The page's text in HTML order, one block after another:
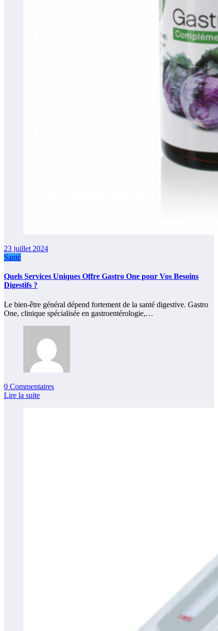
23 juillet 2024
Santé
Quels Services Uniques Offre Gastro One pour Vos Besoins
Digestifs ?
Le bien-être général dépend fortement de la santé digestive. Gastro
One, clinique spécialisée en gastroentérologie,…
0 Commentaires
Lire la suite